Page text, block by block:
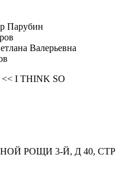
Парубин
Валерьевна
I THINK SO
РОЩИ 3-Й, Д 40, СТР